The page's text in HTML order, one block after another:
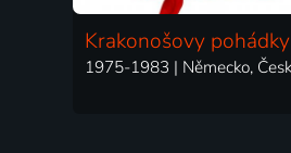
Krakonošovy pohádky